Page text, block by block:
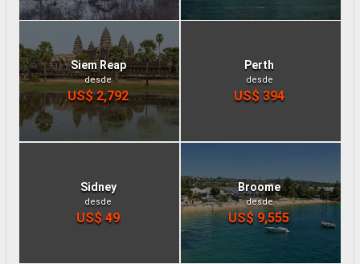
Siem Reap
desde
US$ 2,792
Perth
desde
US$ 394
Sidney
desde
US$ 49
Broome
desde
US$ 9,555